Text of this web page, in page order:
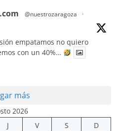
@nuestrozaragoza
·
empatamos no quiero
con un 40%…
más
2026
J V S
D